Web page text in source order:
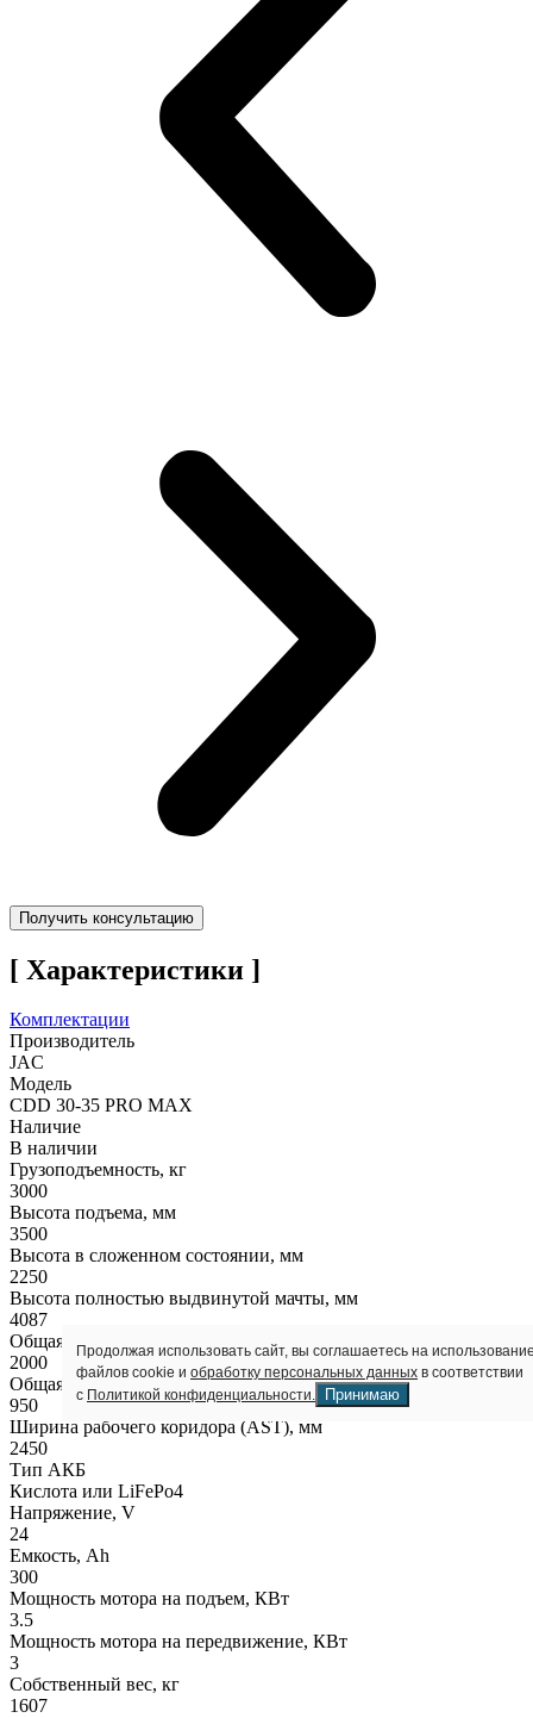
Получить консультацию
[ Характеристики ]
Комплектации
Производитель
JAC
Модель
CDD 30-35 PRO MAX
Наличие
В наличии
Грузоподъемность, кг
3000
Высота подъема, мм
3500
Высота в сложенном состоянии, мм
2250
Высота полностью выдвинутой мачты, мм
4087
Общая длина, мм
2000
Общая ширина, мм
950
Ширина рабочего коридора (AST), мм
2450
Тип АКБ
Кислота или LiFePo4
Напряжение, V
24
Емкость, Ah
300
Мощность мотора на подъем, КВт
3.5
Мощность мотора на передвижение, КВт
3
Собственный вес, кг
1607
Продолжая использовать сайт, вы соглашаетесь на
файлов cookie и обработку персональных данных в соответствии
с Политикой конфиденциальности. Принимаю